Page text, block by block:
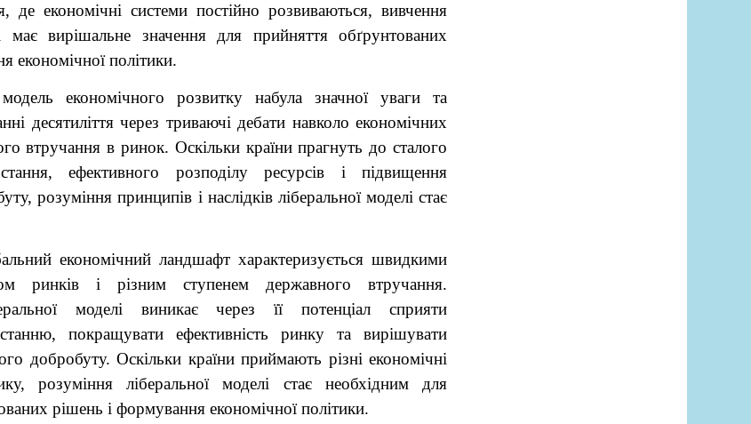
де економічні системи постійно розвиваються, вивчення
має вирішальне значення для прийняття обґрунтованих
економічної політики.
економічного розвитку набула значної уваги та
десятиліття через триваючі дебати навколо економічних
втручання в ринок. Оскільки країни прагнуть до сталого
ефективного розподілу ресурсів і підвищення
розуміння принципів і наслідків ліберальної моделі стає
економічний ландшафт характеризується швидкими
ринків і різним ступенем державного втручання.
моделі виникає через її потенціал сприяти
покращувати ефективність ринку та вирішувати
добробуту. Оскільки країни приймають різні економічні
розуміння ліберальної моделі стає необхідним для
рішень і формування економічної політики.